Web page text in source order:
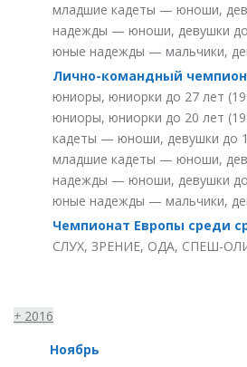
младшие кадеты — юноши,
надежды — юноши, девушки до
юные надежды — мальчики,
Лично-командный
юниоры, юниорки до 27 лет
юниоры, юниорки до 20 лет
кадеты — юноши, девушки до
младшие кадеты — юноши,
надежды — юноши, девушки до
юные надежды — мальчики,
Чемпионат Европы среди
СЛУХ, ЗРЕНИЕ, ОДА, СПЕШ-
+ 2016
Ноябрь